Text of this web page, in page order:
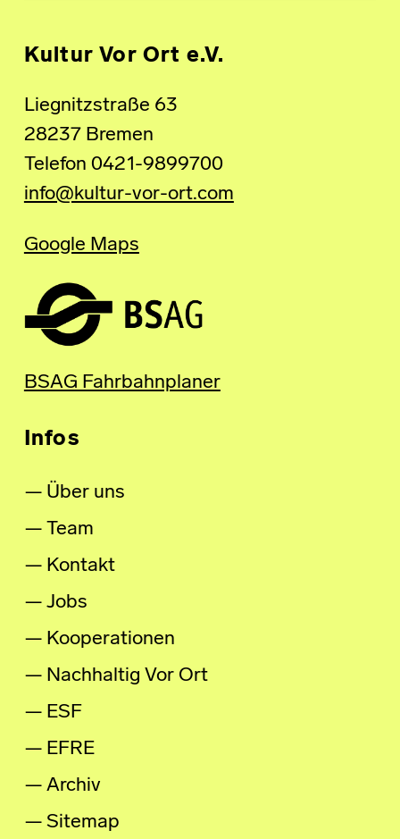
Kultur Vor Ort e.V.
Liegnitzstraße 63
28237 Bremen
Telefon 0421-9899700
info@kultur-vor-ort.com
Google Maps
BSAG Fahrbahnplaner
Infos
Über uns
Team
Kontakt
Jobs
Kooperationen
Nachhaltig Vor Ort
ESF
EFRE
Archiv
Sitemap